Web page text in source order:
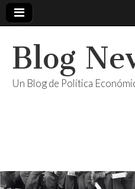
Blog
Un Blog de Política